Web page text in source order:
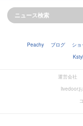
Peachy ブログ ショ
運営会社
livedoor